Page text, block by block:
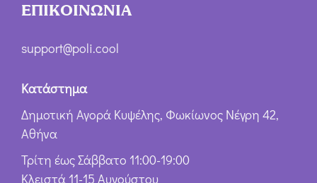
ΕΠΙΚΟΙΝΩΝΙΑ
support@poli.cool
Κατάστημα
Δημοτική Αγορά Κυψέλης, Φωκίωνος Νέγρη 42,
Αθήνα
Τρίτη έως Σάββατο 11:00-19:00
Κλειστά 11-15 Αυγούστου